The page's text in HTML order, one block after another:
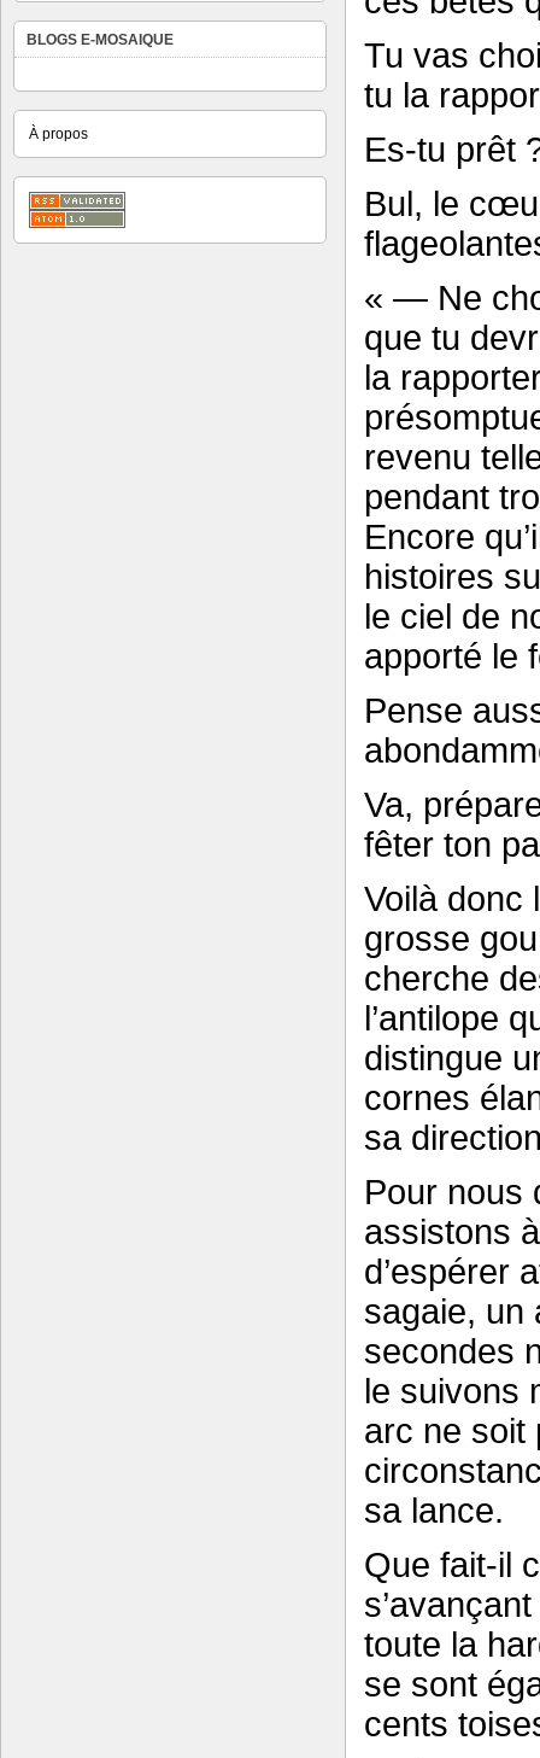
BLOGS E-MOSAIQUE
À propos
Tu vas
tu la
Es-tu prêt
Bul, le
« — Ne
que tu
la
revenu
pendant
Encore
histoires
le ciel de
apporté le
Pense
Va,
fêter ton
Voilà donc
grosse
cherche
l’antilope
distingue
cornes
sa
Pour nous
assistons
d’espérer
sagaie, un
secondes
le suivons
arc ne soit
sa lance.
Que fait-il
toute la
se sont
cents